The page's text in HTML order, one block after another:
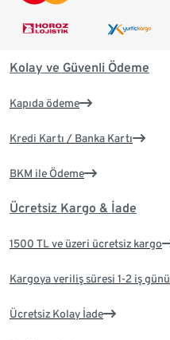
Kolay ve Güvenli Ödeme
Kapıda ödeme
Kredi Kartı / Banka Kartı
BKM ile Ödeme
Ücretsiz Kargo & İade
1500 TL ve üzeri ücretsiz kargo
Kargoya veriliş süresi 1-2 iş günü
Ücretsiz Kolay İade